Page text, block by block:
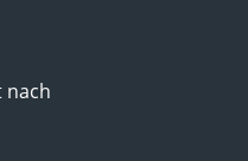
nach